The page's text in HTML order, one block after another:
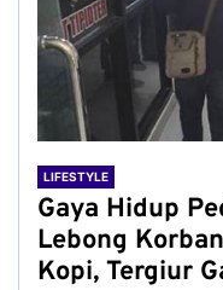
LIFESTYLE
Gaya Hidup
Lebong
Kopi, Tergiur